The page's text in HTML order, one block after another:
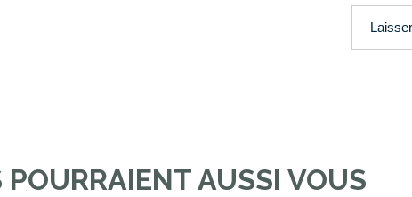
POURRAIENT AUSSI VOUS